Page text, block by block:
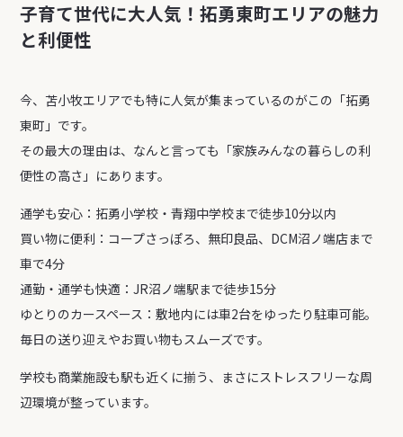
子育て世代に大人気！拓勇東町エリアの魅力
と利便性
今、苫小牧エリアでも特に人気が集まっているのがこの「拓勇
東町」です。
その最大の理由は、なんと言っても「家族みんなの暮らしの利
便性の高さ」にあります。
通学も安心：拓勇小学校・青翔中学校まで徒歩10分以内
買い物に便利：コープさっぽろ、無印良品、DCM沼ノ端店まで
車で4分
通勤・通学も快適：JR沼ノ端駅まで徒歩15分
ゆとりのカースペース：敷地内には車2台をゆったり駐車可能。
毎日の送り迎えやお買い物もスムーズです。
学校も商業施設も駅も近くに揃う、まさにストレスフリーな周
辺環境が整っています。